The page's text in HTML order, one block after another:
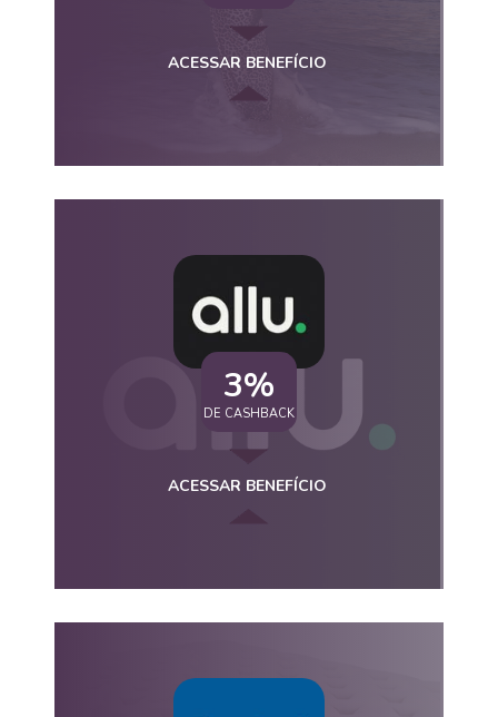
ACESSAR BENEFÍCIO
3%
DE CASHBACK
ACESSAR BENEFÍCIO